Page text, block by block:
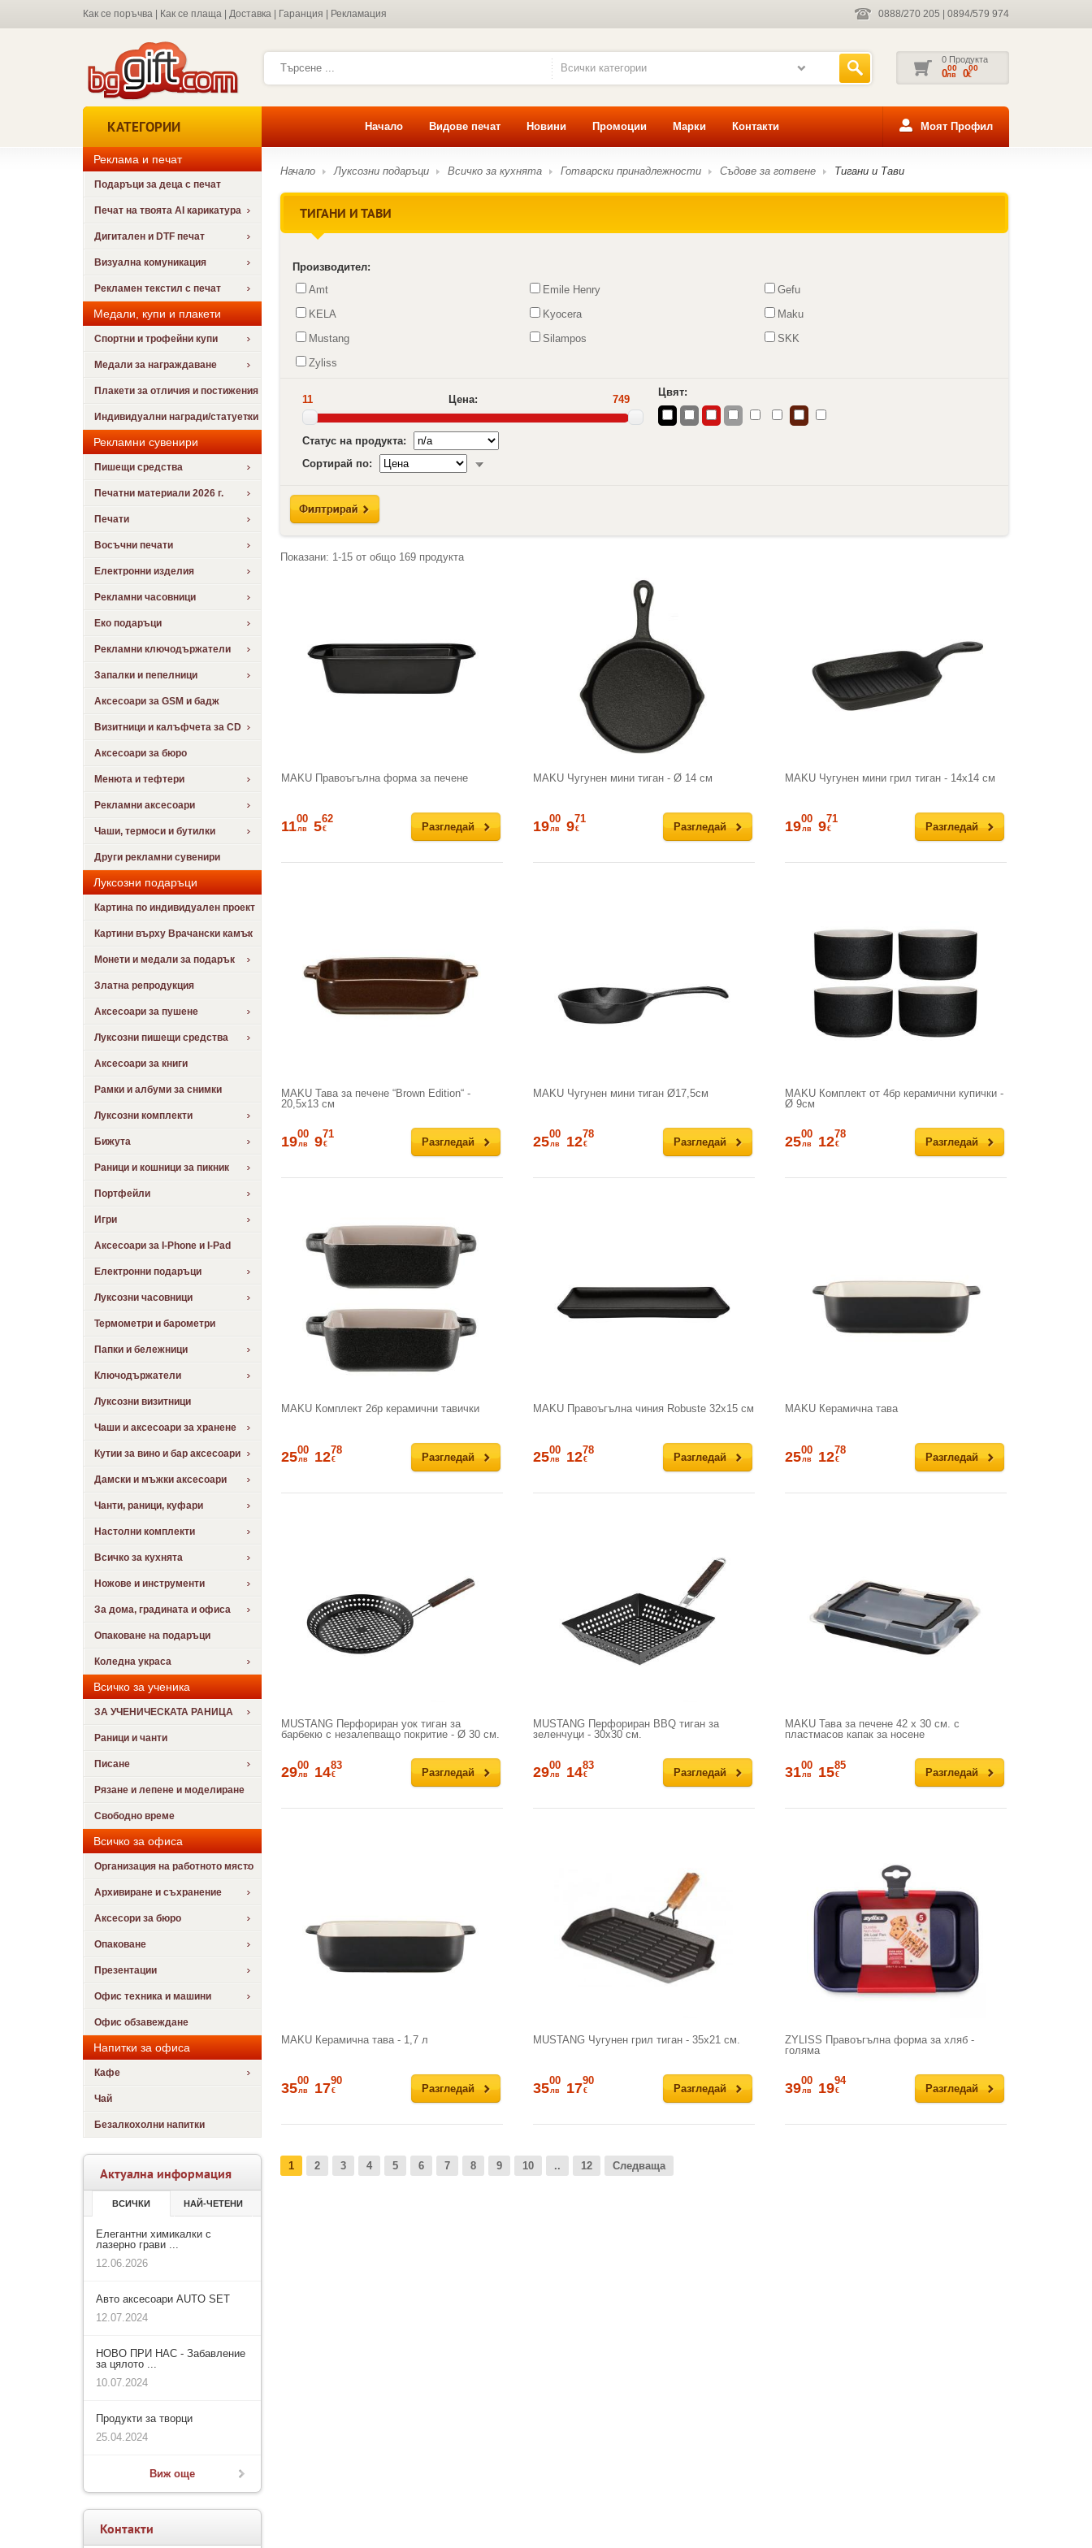
0888/270 205 0894/579 974
Как се поръчва Как се плаща Доставка Гаранция Рекламация
Всички категории
0 Продукта
000
лв 000
€
КАТЕГОРИИ Начало Видове печат Новини Промоции Марки Контакти Моят Профил
Реклама и печат
Подаръци за деца с печат
Печат на твоята AI карикатура
Дигитален и DTF печат
Визуална комуникация
Рекламен текстил с печат
Медали, купи и плакети
Спортни и трофейни купи
Медали за награждаване
Плакети за отличия и постижения
Индивидуални награди/статуетки
Рекламни сувенири
Пишещи средства
Печатни материали 2026 г.
Печати
Восъчни печати
Електронни изделия
Рекламни часовници
Еко подаръци
Рекламни ключодържатели
Запалки и пепелници
Аксесоари за GSM и бадж
Визитници и калъфчета за CD
Аксесоари за бюро
Менюта и тефтери
Рекламни аксесоари
Чаши, термоси и бутилки
Други рекламни сувенири
Луксозни подаръци
Картина по индивидуален проект
Картини върху Врачански камък
Монети и медали за подарък
Златна репродукция
Аксесоари за пушене
Луксозни пишещи средства
Аксесоари за книги
Рамки и албуми за снимки
Луксозни комплекти
Бижута
Раници и кошници за пикник
Портфейли
Игри
Аксесоари за I-Phone и I-Pad
Електронни подаръци
Луксозни часовници
Термометри и барометри
Папки и бележници
Ключодържатели
Луксозни визитници
Чаши и аксесоари за хранене
Кутии за вино и бар аксесоари
Дамски и мъжки аксесоари
Чанти, раници, куфари
Настолни комплекти
Всичко за кухнята
Ножове и инструменти
За дома, градината и офиса
Опаковане на подаръци
Коледна украса
Всичко за ученика
ЗА УЧЕНИЧЕСКАТА РАНИЦА
Раници и чанти
Писане
Рязане и лепене и моделиране
Свободно време
Всичко за офиса
Организация на работното място
Архивиране и съхранение
Аксесори за бюро
Опаковане
Презентации
Офис техника и машини
Офис обзавеждане
Напитки за офиса
Кафе
Чай
Безалкохолни напитки
Актуална информация
ВСИЧКИ НАЙ-ЧЕТЕНИ
Елегантни химикалки с
лазерно грави ...
12.06.2026
Авто аксесоари AUTO SET
12.07.2024
НОВО ПРИ НАС - Забавление
за цялото ...
10.07.2024
Продукти за творци
25.04.2024
Виж още
Контакти
Начало Луксозни подаръци Всичко за кухнята Готварски принадлежности Съдове за готвене Тигани и Тави
ТИГАНИ И ТАВИ
Производител:
Amt
Emile Henry
Gefu
KELA
Kyocera
Maku
Mustang
Silampos
SKK
Zyliss
11 Цена: 749
Статус на продукта:
Сортирай по:
Цвят:
Показани: 1-15от общо 169продукта
MAKU Правоъгълна форма за печене
Разгледай
1100
лв 562
€
MAKU Чугунен мини тиган - Ø 14 см
Разгледай
1900
лв 971
€
MAKU Чугунен мини грил тиган - 14х14 см
Разгледай
1900
лв 971
€
MAKU Тава за печене “Brown Edition“ -
20,5х13 см
Разгледай
1900
лв 971
€
MAKU Чугунен мини тиган Ø17,5см
Разгледай
2500
лв 1278
€
MAKU Комплект от 4бр керамични купички -
Ø 9см
Разгледай
2500
лв 1278
€
MAKU Комплект 2бр керамични тавички
Разгледай
2500
лв 1278
€
MAKU Правоъгълна чиния Robuste 32х15 см
Разгледай
2500
лв 1278
€
MAKU Керамична тава
Разгледай
2500
лв 1278
€
MUSTANG Перфориран уок тиган за
барбекю с незалепващо покритие - Ø 30 см.
Разгледай
2900
лв 1483
€
MUSTANG Перфориран BBQ тиган за
зеленчуци - 30х30 см.
Разгледай
2900
лв 1483
€
MAKU Тава за печене 42 х 30 см. с
пластмасов капак за носене
Разгледай
3100
лв 1585
€
MAKU Керамична тава - 1,7 л
Разгледай
3500
лв 1790
€
MUSTANG Чугунен грил тиган - 35х21 см.
Разгледай
3500
лв 1790
€
ZYLISS Правоъгълна форма за хляб -
голяма
Разгледай
3900
лв 1994
€
1 2 3 4 5 6 7 8 9 10 .. 12 Следваща